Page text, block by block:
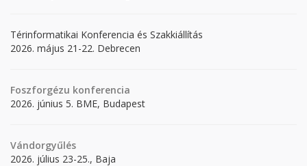
Térinformatikai Konferencia és Szakkiállítás
2026. május 21-22. Debrecen
Foszforgézu konferencia
2026. június 5. BME, Budapest
Vándorgyűlés
2026. július 23-25., Baja